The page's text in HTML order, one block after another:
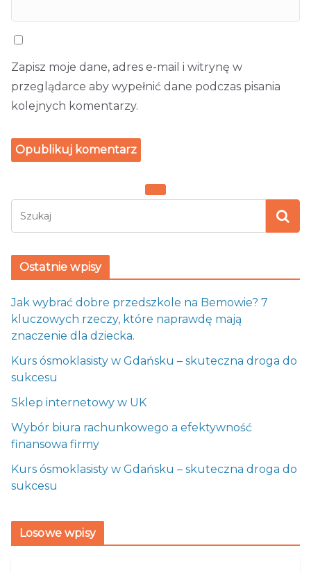
Zapisz moje dane, adres e-mail i witrynę w
przeglądarce aby wypełnić dane podczas pisania
kolejnych komentarzy.
Ostatnie wpisy
Jak wybrać dobre przedszkole na Bemowie? 7
kluczowych rzeczy, które naprawdę mają
znaczenie dla dziecka.
Kurs ósmoklasisty w Gdańsku – skuteczna droga do
sukcesu
Sklep internetowy w UK
Wybór biura rachunkowego a efektywność
finansowa firmy
Kurs ósmoklasisty w Gdańsku – skuteczna droga do
sukcesu
Losowe wpisy